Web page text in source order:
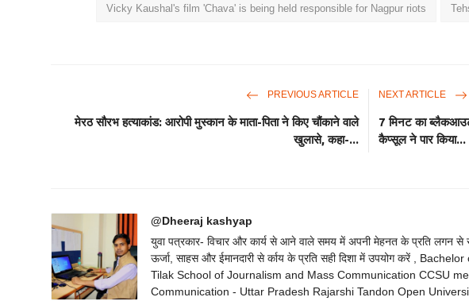
Vicky Kaushal's film 'Chava' is being held responsible for Nagpur riots
PREVIOUS ARTICLE
मेरठ सौरभ हत्याकांड: आरोपी मुस्कान के माता-पिता ने किए चौंकाने वाले
खुलासे, कहा-...
NEXT ARTICLE
7 मिनट का
कैप्सूल ने पार किया...
@Dheeraj kashyap
युवा पत्रकार- विचार और कार्य से आने वाले समय में अपनी मेहनत के प्रति लगन
ऊर्जा, साहस और ईमानदारी से र्काय के प्रति सही दिशा में उपयोग करें ,
Tilak School of Journalism and Mass Communication CCSU
Communication - Uttar Pradesh Rajarshi Tandon Open University